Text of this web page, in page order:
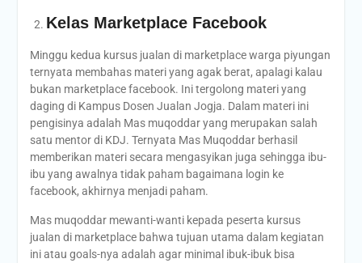
Kelas Marketplace Facebook
Minggu kedua kursus jualan di marketplace warga piyungan
ternyata membahas materi yang agak berat, apalagi kalau
bukan marketplace facebook. Ini tergolong materi yang
daging di Kampus Dosen Jualan Jogja. Dalam materi ini
pengisinya adalah Mas muqoddar yang merupakan salah
satu mentor di KDJ. Ternyata Mas Muqoddar berhasil
memberikan materi secara mengasyikan juga sehingga ibu-
ibu yang awalnya tidak paham bagaimana login ke
facebook, akhirnya menjadi paham.
Mas muqoddar mewanti-wanti kepada peserta kursus
jualan di marketplace bahwa tujuan utama dalam kegiatan
ini atau goals-nya adalah agar minimal ibuk-ibuk bisa